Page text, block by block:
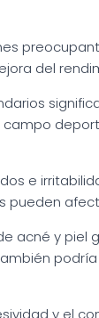
del
e
pueden
acné y
y el